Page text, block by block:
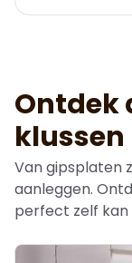
Ontdek
klussen
Van gipsplaten
aanleggen.
perfect zelf kan